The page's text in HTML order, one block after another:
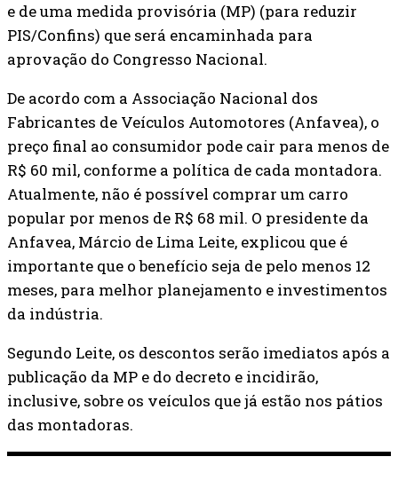
e de uma medida provisória (MP) (para reduzir
PIS/Confins) que será encaminhada para
aprovação do Congresso Nacional.
De acordo com a Associação Nacional dos
Fabricantes de Veículos Automotores (Anfavea), o
preço final ao consumidor pode cair para menos de
R$ 60 mil, conforme a política de cada montadora.
Atualmente, não é possível comprar um carro
popular por menos de R$ 68 mil. O presidente da
Anfavea, Márcio de Lima Leite, explicou que é
importante que o benefício seja de pelo menos 12
meses, para melhor planejamento e investimentos
da indústria.
Segundo Leite, os descontos serão imediatos após a
publicação da MP e do decreto e incidirão,
inclusive, sobre os veículos que já estão nos pátios
das montadoras.